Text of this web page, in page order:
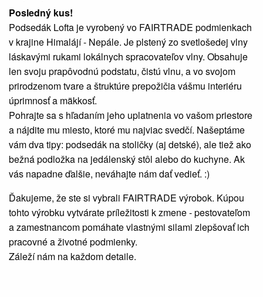
Posledný kus!
Podsedák Lofta je vyrobený vo FAIRTRADE podmienkach
v krajine Himalájí - Nepále. Je plstený zo svetlošedej vlny
láskavými rukami lokálnych spracovateľov vlny. Obsahuje
len svoju prapôvodnú podstatu, čistú vlnu, a vo svojom
prirodzenom tvare a štruktúre prepožičia vášmu interiéru
úprimnosť a mäkkosť.
Pohrajte sa s hľadaním jeho uplatnenia vo vašom priestore
a nájdite mu miesto, ktoré mu najviac svedčí. Našeptáme
vám dva tipy: podsedák na stoličky (aj detské), ale tiež ako
bežná podložka na jedálenský stôl alebo do kuchyne. Ak
vás napadne ďalšie, neváhajte nám dať vedieť. :)
Ďakujeme, že ste si vybrali FAIRTRADE výrobok. Kúpou
tohto výrobku vytvárate príležitosti k zmene - pestovateľom
a zamestnancom pomáhate vlastnými silami zlepšovať ich
pracovné a životné podmienky.
Záleží nám na každom detaile.